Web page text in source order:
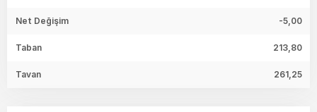
Net Değişim -5,00
Taban 213,80
Tavan 261,25